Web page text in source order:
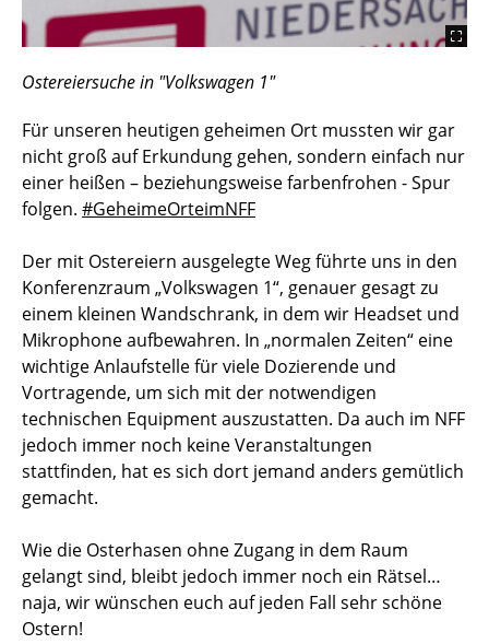
Ostereiersuche in "Volkswagen 1"
Für unseren heutigen geheimen Ort mussten wir gar
nicht groß auf Erkundung gehen, sondern einfach nur
einer heißen – beziehungsweise farbenfrohen - Spur
folgen. #GeheimeOrteimNFF
Der mit Ostereiern ausgelegte Weg führte uns in den
Konferenzraum „Volkswagen 1“, genauer gesagt zu
einem kleinen Wandschrank, in dem wir Headset und
Mikrophone aufbewahren. In „normalen Zeiten“ eine
wichtige Anlaufstelle für viele Dozierende und
Vortragende, um sich mit der notwendigen
technischen Equipment auszustatten. Da auch im NFF
jedoch immer noch keine Veranstaltungen
stattfinden, hat es sich dort jemand anders gemütlich
gemacht.
Wie die Osterhasen ohne Zugang in dem Raum
gelangt sind, bleibt jedoch immer noch ein Rätsel…
naja, wir wünschen euch auf jeden Fall sehr schöne
Ostern!